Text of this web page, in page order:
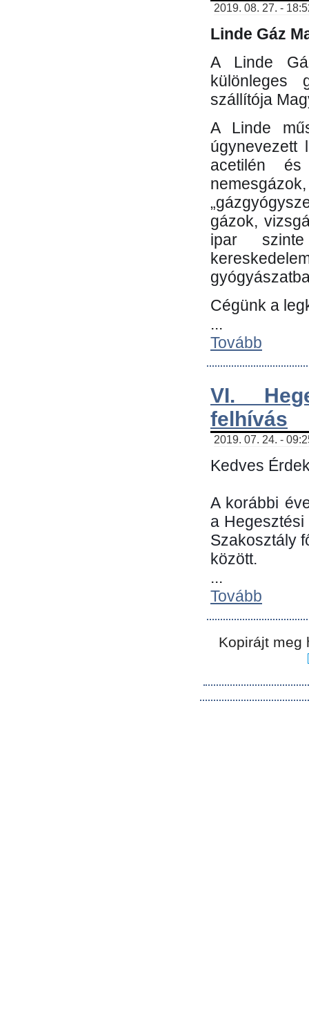
2019. 08. 27. -
Linde Gáz
A Linde
különleges
szállítója
A Linde
úgynevezett
acetilén és
gázok,
ipar
Cégünk a
...
Tovább
VI.
felhívás
2019. 07. 24. -
Kedves
A korábbi
a
Szakosztály
között.
...
Tovább
Kopirájt meg